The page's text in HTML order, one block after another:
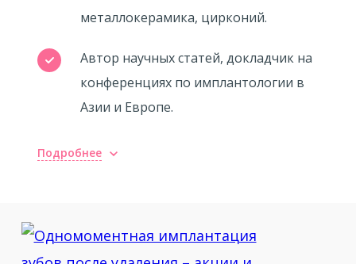
металлокерамика, цирконий.
Автор научных статей, докладчик на
конференциях по имплантологии в
Азии и Европе.
Образование:
Подробнее